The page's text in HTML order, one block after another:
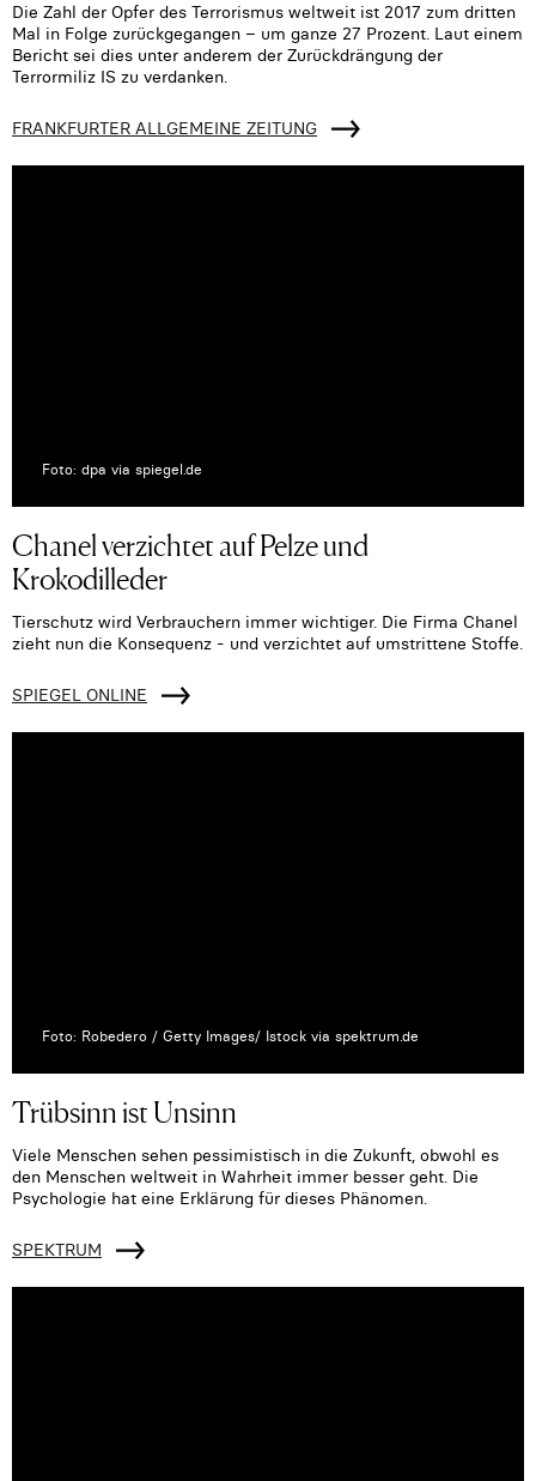
Die Zahl der Opfer des Terrorismus weltweit ist 2017 zum dritten
Mal in Folge zurückgegangen – um ganze 27 Prozent. Laut einem
Bericht sei dies unter anderem der Zurückdrängung der
Terrormiliz IS zu verdanken.
FRANKFURTER ALLGEMEINE ZEITUNG
Foto: dpa via spiegel.de
Chanel verzichtet auf Pelze und
Krokodilleder
Tierschutz wird Verbrauchern immer wichtiger. Die Firma Chanel
zieht nun die Konsequenz - und verzichtet auf umstrittene Stoffe.
SPIEGEL ONLINE
Foto: Robedero / Getty Images/ Istock via spektrum.de
Trübsinn ist Unsinn
Viele Menschen sehen pessimistisch in die Zukunft, obwohl es
den Menschen weltweit in Wahrheit immer besser geht. Die
Psychologie hat eine Erklärung für dieses Phänomen.
SPEKTRUM